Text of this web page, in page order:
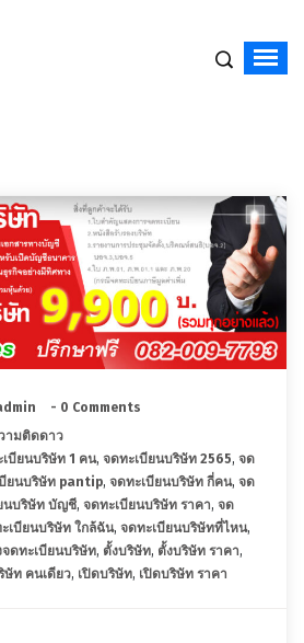
- 0 Comments
ามติดดาว
บียนบริษัท 1 คน, จดทะเบียนบริษัท 2565, จด
ยนบริษัท pantip, จดทะเบียนบริษัท กี่คน, จด
นบริษัท บัญชี, จดทะเบียนบริษัท ราคา, จด
เบียนบริษัท ใกล้ฉัน, จดทะเบียนบริษัทที่ไหน,
จดทะเบียนบริษัท, ตั้งบริษัท, ตั้งบริษัท ราคา,
ษัท คนเดียว, เปิดบริษัท, เปิดบริษัท ราคา